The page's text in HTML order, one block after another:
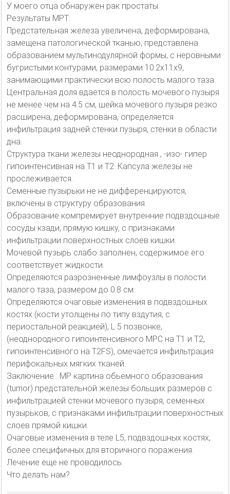
У моего отца обнаружен рак простаты.
Результаты МРТ:
Предстательная железа увеличена, деформирована,
замещена патологической тканью, представлена
образованием мультинодулярной формы, с неровными
бугристыми контурами, размерами 10.2х11х9,
занимающими практически всю полость малого таза.
Центральная доля вдается в полость мочевого пузыря
не менее чем на 4.5 см, шейка мочевого пузыря резко
расширена, деформирована, определяется
инфильтрация задней стенки пузыря, стенки в области
дна.
Структура ткани железы неоднородная , -изо- гипер
гипоинтенсивная на T1 и T2. Капсула железы не
прослеживается.
Семенные пузырьки не не дифференцируются,
включены в структуру образования.
Образование компремирует внутренние подвздошные
сосуды кзади, прямую кишку, с признаками
инфильтрации поверхностных слоев кишки.
Мочевой пузырь слабо заполнен, содержимое его
соответствует жидкости.
Определяются разрозненные лимфоузлы в полости
малого таза, размером до 0.8 см.
Определяются очаговые изменения в подвздошных
костях (кости утолщены по типу вздутия, с
периостальной реакцией), L 5 позвонке,
(неоднородного гипоинтенсивного МРС на Т1 и Т2,
гипоинтенсивного на Т2FS), омечается инфильтрация
перифокальных мягких тканей.
Заключение : МР картина обьемного образования
(tumor) предстательной железы больших размеров с
инфильтрацией стенки мочевого пузыря, семенных
пузырьков, с признаками инфильтрации поверхностных
слоев прямой кишки.
Очаговые изменения в теле L5, подвздошных костях,
более специфичных для вторичного поражения.
Лечение еще не проводилось.
Что делать нам?